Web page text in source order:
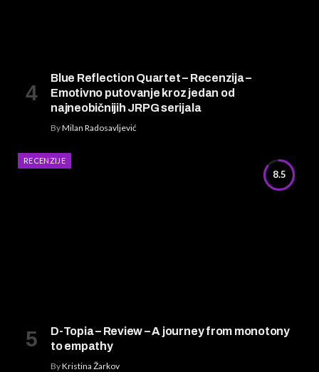
Blue Reflection Quartet – Recenzija –
Emotivno putovanje kroz jedan od
najneobičnijih JRPG serijala
ByMilan Radosavljević
8.5
RECENZIJE
D-Topia – Review – A journey from monotony
to empathy
ByKristina Žarkov